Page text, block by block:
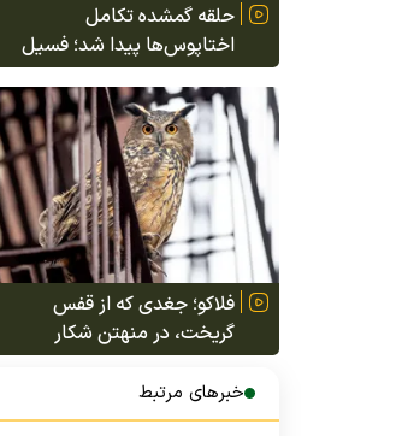
حلقه گمشده تکامل
اختاپوس‌ها پیدا شد؛ فسیل
۵۲۰ میلیون ساله شکاف تاریخ
سرپایان را پر کرد
فلاکو؛ جغدی که از قفس
گریخت، در منهتن شکار
آموخت و به افسانه نیویورک
تبدیل شد
خبرهای مرتبط